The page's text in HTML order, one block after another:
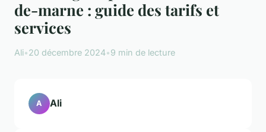
de-marne : guide des tarifs et
services
Ali•20 décembre 2024•9 min de lecture
A Ali